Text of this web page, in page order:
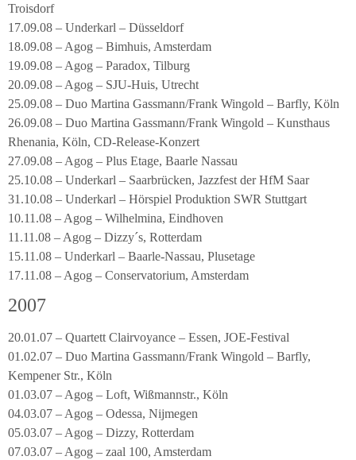
Troisdorf
17.09.08 – Underkarl – Düsseldorf
18.09.08 – Agog – Bimhuis, Amsterdam
19.09.08 – Agog – Paradox, Tilburg
20.09.08 – Agog – SJU-Huis, Utrecht
25.09.08 – Duo Martina Gassmann/Frank Wingold – Barfly, Köln
26.09.08 – Duo Martina Gassmann/Frank Wingold – Kunsthaus
Rhenania, Köln, CD-Release-Konzert
27.09.08 – Agog – Plus Etage, Baarle Nassau
25.10.08 – Underkarl – Saarbrücken, Jazzfest der HfM Saar
31.10.08 – Underkarl – Hörspiel Produktion SWR Stuttgart
10.11.08 – Agog – Wilhelmina, Eindhoven
11.11.08 – Agog – Dizzy´s, Rotterdam
15.11.08 – Underkarl – Baarle-Nassau, Plusetage
17.11.08 – Agog – Conservatorium, Amsterdam
2007
20.01.07 – Quartett Clairvoyance – Essen, JOE-Festival
01.02.07 – Duo Martina Gassmann/Frank Wingold – Barfly,
Kempener Str., Köln
01.03.07 – Agog – Loft, Wißmannstr., Köln
04.03.07 – Agog – Odessa, Nijmegen
05.03.07 – Agog – Dizzy, Rotterdam
07.03.07 – Agog – zaal 100, Amsterdam